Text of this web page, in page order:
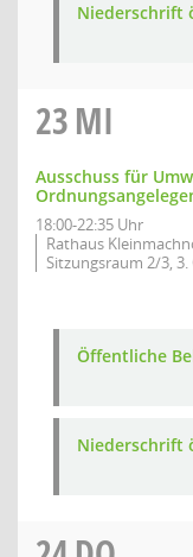
Niederschrift
23MI
Ausschuss für
18:00-22:35 Uhr
Rathaus
Sitzungsraum 2/3, 3.
Öffentliche
Niederschrift